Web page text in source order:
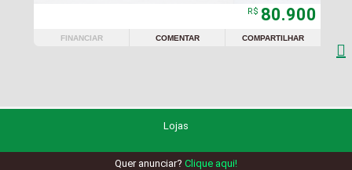
R$ 80.900
FINANCIAR COMENTAR COMPARTILHAR

Lojas
Quer anunciar? Clique aqui!